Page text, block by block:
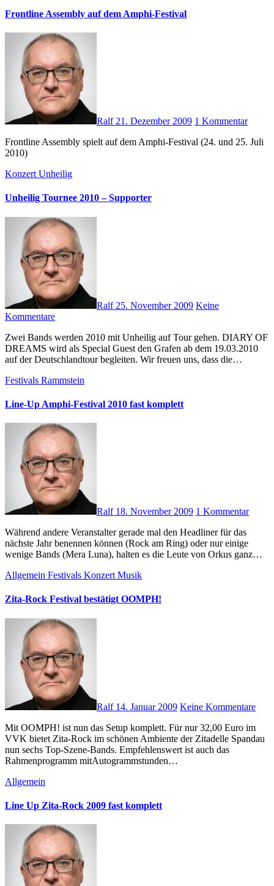
Frontline Assembly auf dem Amphi-Festival
Ralf 21. Dezember 2009 1 Kommentar
Frontline Assembly spielt auf dem Amphi-Festival (24. und 25. Juli
2010)
Konzert Unheilig
Unheilig Tournee 2010 – Supporter
Ralf 25. November 2009 Keine
Kommentare
Zwei Bands werden 2010 mit Unheilig auf Tour gehen. DIARY OF
DREAMS wird als Special Guest den Grafen ab dem 19.03.2010
auf der Deutschlandtour begleiten. Wir freuen uns, dass die…
Festivals Rammstein
Line-Up Amphi-Festival 2010 fast komplett
Ralf 18. November 2009 1 Kommentar
Während andere Veranstalter gerade mal den Headliner für das
nächste Jahr benennen können (Rock am Ring) oder nur einige
wenige Bands (Mera Luna), halten es die Leute von Orkus ganz…
Allgemein Festivals Konzert Musik
Zita-Rock Festival bestätigt OOMPH!
Ralf 14. Januar 2009 Keine Kommentare
Mit OOMPH! ist nun das Setup komplett. Für nur 32,00 Euro im
VVK bietet Zita-Rock im schönen Ambiente der Zitadelle Spandau
nun sechs Top-Szene-Bands. Empfehlenswert ist auch das
Rahmenprogramm mitAutogrammstunden…
Allgemein
Line Up Zita-Rock 2009 fast komplett